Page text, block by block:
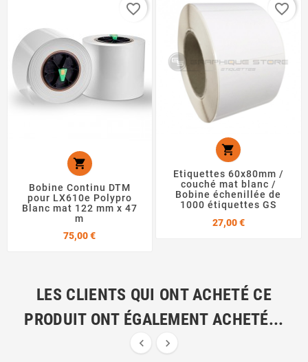

Bobine Continu DTM
pour LX610e Polypro
Blanc mat 122 mm x 47
m
75,00 €Prix
favorite_border

Etiquettes 60x80mm /
couché mat blanc /
Bobine échenillée de
1000 étiquettes GS
27,00 €Prix
favorite_border
LES CLIENTS QUI ONT ACHETÉ CE
PRODUIT ONT ÉGALEMENT ACHETÉ...
 